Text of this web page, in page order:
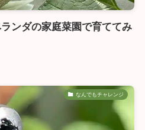
ンダの家庭菜園で育ててみ
なんでもチャレンジ